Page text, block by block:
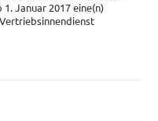
Januar 2017 eine(n)